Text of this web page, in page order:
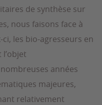
de synthèse sur
nous faisons face à
les bio-agresseurs en
années
majeures,
relativement